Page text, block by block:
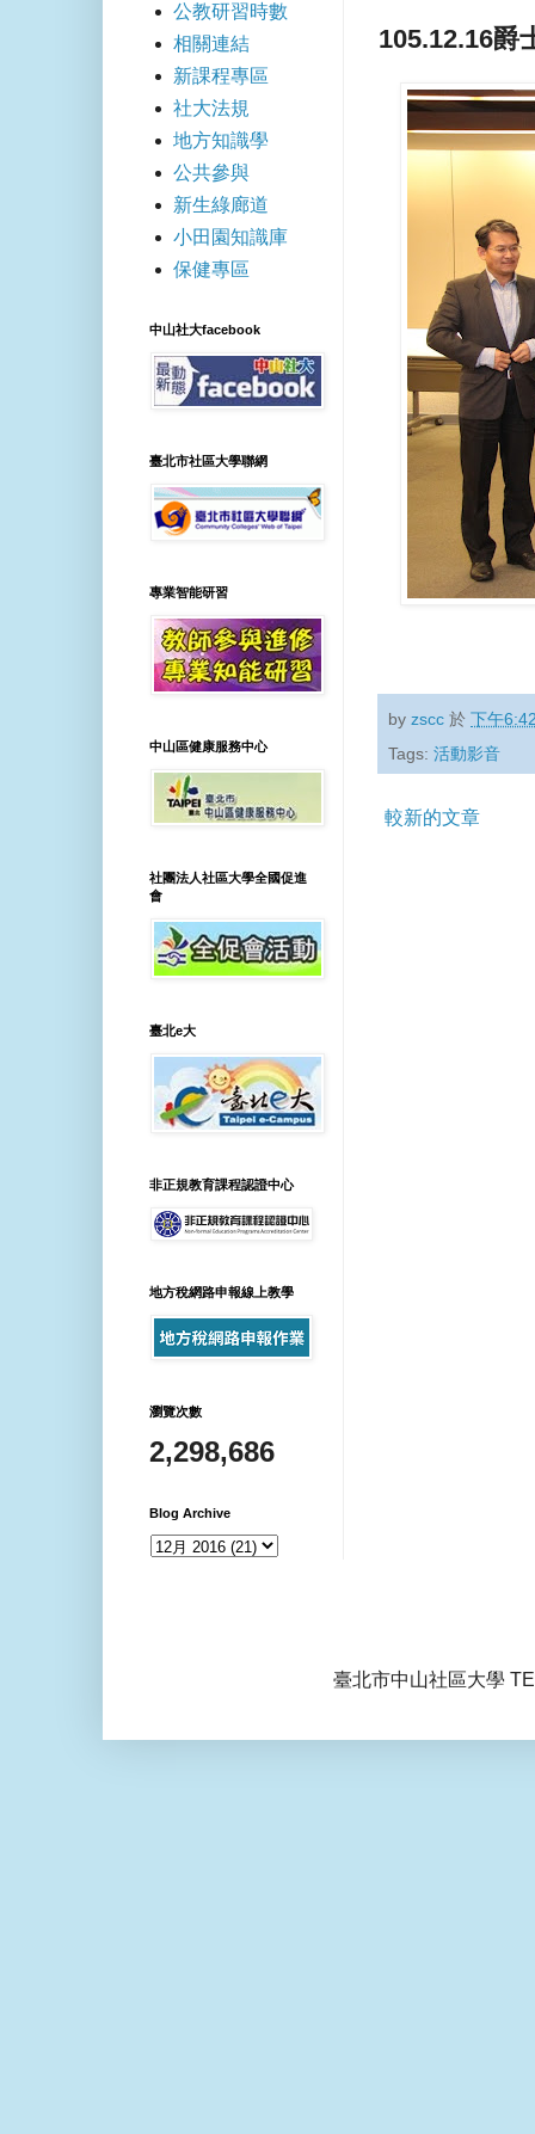
105.12.16爵
byzscc 於下午
Tags:活動影音
較新的文章
公教研習時數
相關連結
新課程專區
社大法規
地方知識學
公共參與
新生綠廊道
小田園知識庫
保健專區
中山社大facebook
臺北市社區大學聯網
專業智能研習
中山區健康服務中心
社團法人社區大學全國促進
會
臺北e大
非正規教育課程認證中心
地方稅網路申報線上教學
瀏覽次數
2,298,686
Blog Archive
臺北市中山社區大學